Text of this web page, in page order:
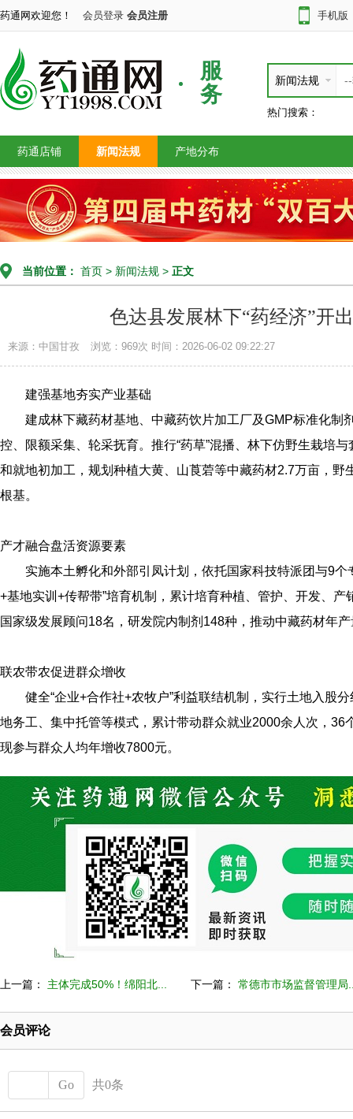
药通网欢迎您！ 会员登录 会员注册 手机版
服
务
新闻法规
热门搜索：
药通店铺 新闻法规 产地分布
当前位置： 首页 > 新闻法规 > 正文
色达县发展林下“药经济”开
来源：中国甘孜 浏览：969次 时间：2026-06-02 09:22:27
建强基地夯实产业基础
建成林下藏药材基地、中藏药饮片加工厂及GMP标准化制
控、限额采集、轮采抚育。推行“药草”混播、林下仿野生栽培
和就地初加工，规划种植大黄、山莨菪等中藏药材2.7万亩，野
根基。
产才融合盘活资源要素
实施本土孵化和外部引凤计划，依托国家科技特派团与9
+基地实训+传帮带”培育机制，累计培育种植、管护、开发、产
国家级发展顾问18名，研发院内制剂148种，推动中藏药材年
联农带农促进群众增收
健全“企业+合作社+农牧户”利益联结机制，实行土地入股
地务工、集中托管等模式，累计带动群众就业2000余人次，36
现参与群众人均年增收7800元。
上一篇： 主体完成50%！绵阳北... 下一篇： 常德市市场监督管理局
会员评论
Go 共0条